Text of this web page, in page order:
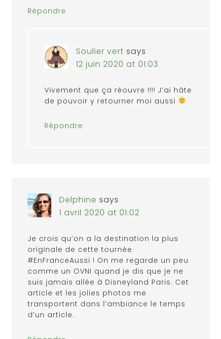
Répondre
Soulier vert says
12 juin 2020 at 01:03
Vivement que ça réouvre !!!! J’ai hâte
de pouvoir y retourner moi aussi
Répondre
Delphine says
1 avril 2020 at 01:02
Je crois qu’on a la destination la plus
originale de cette tournée
#EnFranceAussi ! On me regarde un peu
comme un OVNI quand je dis que je ne
suis jamais allée à Disneyland Paris. Cet
article et les jolies photos me
transportent dans l’ambiance le temps
d’un article.